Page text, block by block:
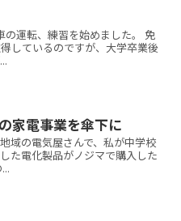
の運転、練習を始めました。 免
しているのですが、大学卒業後
家電事業を傘下に
域の電気屋さんで、私が中学校
た電化製品がノジマで購入した